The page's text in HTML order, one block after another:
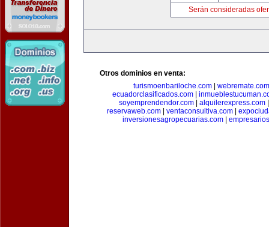
Serán consideradas
Otros dominios en venta:
turismoenbariloche.com| webremate.com
ecuadorclasificados.com
soyemprendendor.com| alquilerexpress.com
reservaweb.com| ventaconsultiva.com|
inversionesagropecuarias.com